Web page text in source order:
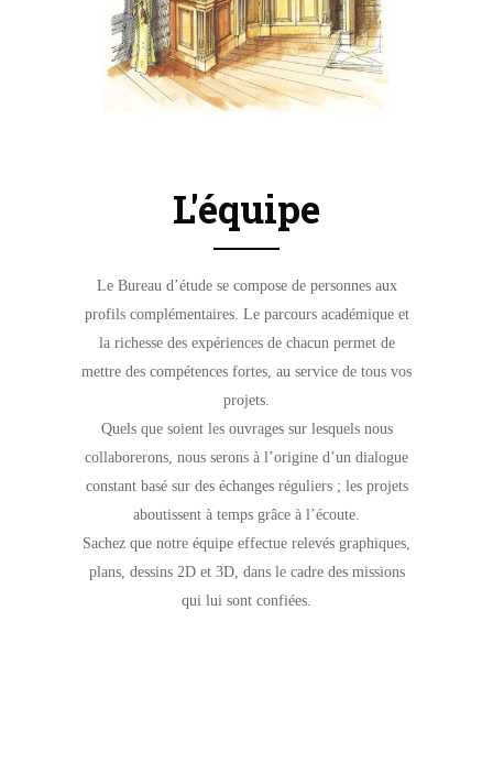
L'équipe
Le Bureau d’étude se compose de personnes aux
profils complémentaires. Le parcours académique et
la richesse des expériences de chacun permet de
mettre des compétences fortes, au service de tous vos
projets.
Quels que soient les ouvrages sur lesquels nous
collaborerons, nous serons à l’origine d’un dialogue
constant basé sur des échanges réguliers ; les projets
aboutissent à temps grâce à l’écoute.
Sachez que notre équipe effectue relevés graphiques,
plans, dessins 2D et 3D, dans le cadre des missions
qui lui sont confiées.